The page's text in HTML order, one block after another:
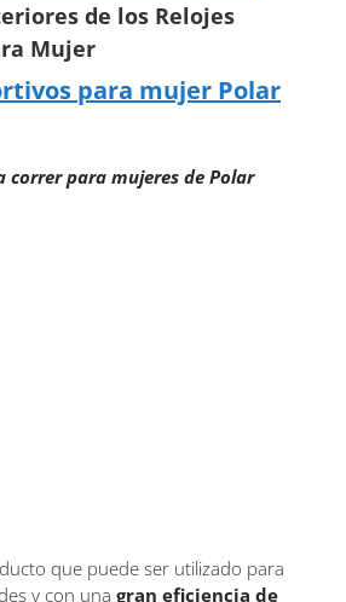
de los Relojes
Mujer
para mujer Polar
correr para mujeres de Polar
que puede ser utilizado para
y con una gran eficiencia de